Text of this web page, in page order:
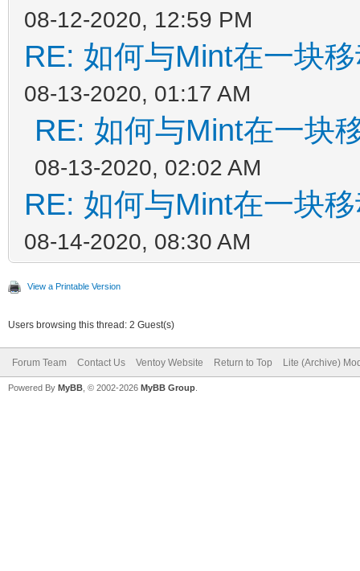
08-12-2020, 12:59 PM
RE: 如何与Mint在一块
08-13-2020, 01:17 AM
RE: 如何与Mint在一块
08-13-2020, 02:02 AM
RE: 如何与Mint在一块
08-14-2020, 08:30 AM
View a Printable Version
Users browsing this thread: 2 Guest(s)
Forum Team Contact Us Ventoy Website Return to Top Lite (Archive)
Powered By MyBB , © 2002-2026 MyBB Group